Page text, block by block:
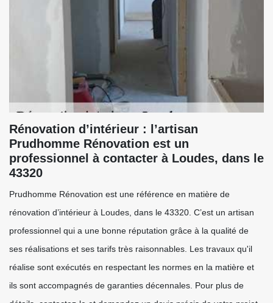
Rénovation d’intérieur : l’artisan
Prudhomme Rénovation est un
professionnel à contacter à Loudes, dans le
43320
Prudhomme Rénovation est une référence en matière de
rénovation d’intérieur à Loudes, dans le 43320. C’est un artisan
professionnel qui a une bonne réputation grâce à la qualité de
ses réalisations et ses tarifs très raisonnables. Les travaux qu'il
réalise sont exécutés en respectant les normes en la matière et
ils sont accompagnés de garanties décennales. Pour plus de